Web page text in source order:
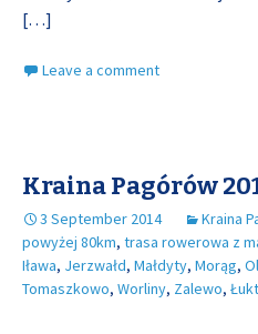
[…]
Leave a comment
Kraina Pagórów
3 September 2014 Kraina
powyżej 80km, trasa rowerowa z
Iława, Jerzwałd, Małdyty, Morąg,
Tomaszkowo, Worliny, Zalewo,